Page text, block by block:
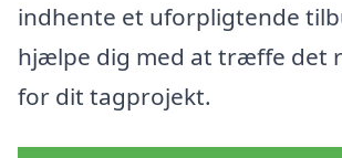
indhente et uforpligtende
hjælpe dig med at træffe det
for dit tagprojekt.